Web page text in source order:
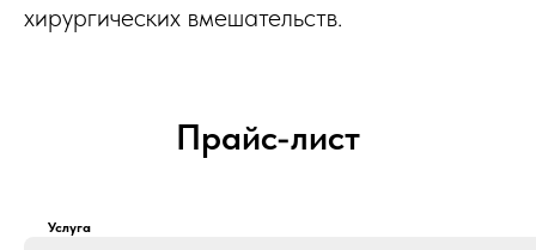
хирургических вмешательств.
Прайс-лист
Услуга